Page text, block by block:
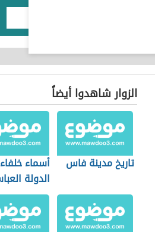
الزوار شاهدوا أيضاً
تاريخ مدينة فاس
أسماء خلفاء
الدولة